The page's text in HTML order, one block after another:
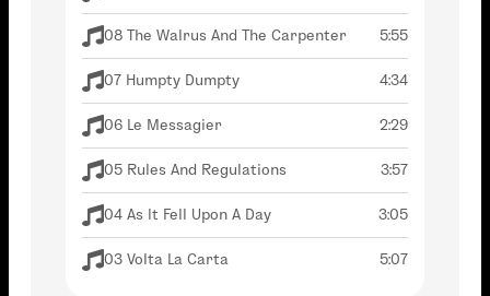
08 The Walrus And The Carpenter 5:55
07 Humpty Dumpty 4:34
06 Le Messagier 2:29
05 Rules And Regulations 3:57
04 As It Fell Upon A Day 3:05
03 Volta La Carta 5:07